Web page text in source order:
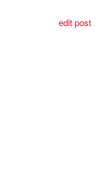
edit post